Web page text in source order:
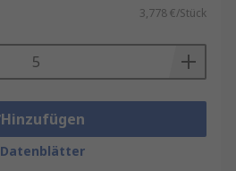
3,778 €/Stück
Hinzufügen
Datenblätter